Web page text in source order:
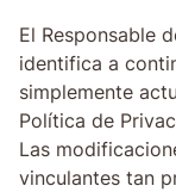
El Responsable
identifica a
simplemente
Política de
Las
vinculantes tan